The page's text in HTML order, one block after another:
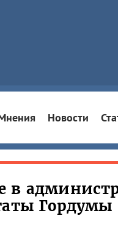
Новости
в
Гордумы